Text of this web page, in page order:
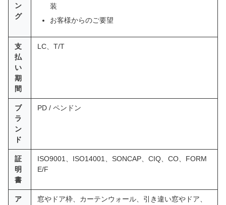
ン
グ
装
お客様からのご要望
支
払
い
期
間
LC、T/T
ブ
ラ
ン
ド
PD / ペンドン
証
明
書
ISO9001、ISO14001、SONCAP、CIQ、CO、FORM
E/F
ア
窓やドア枠、カーテンウォール、引き違い窓やドア、